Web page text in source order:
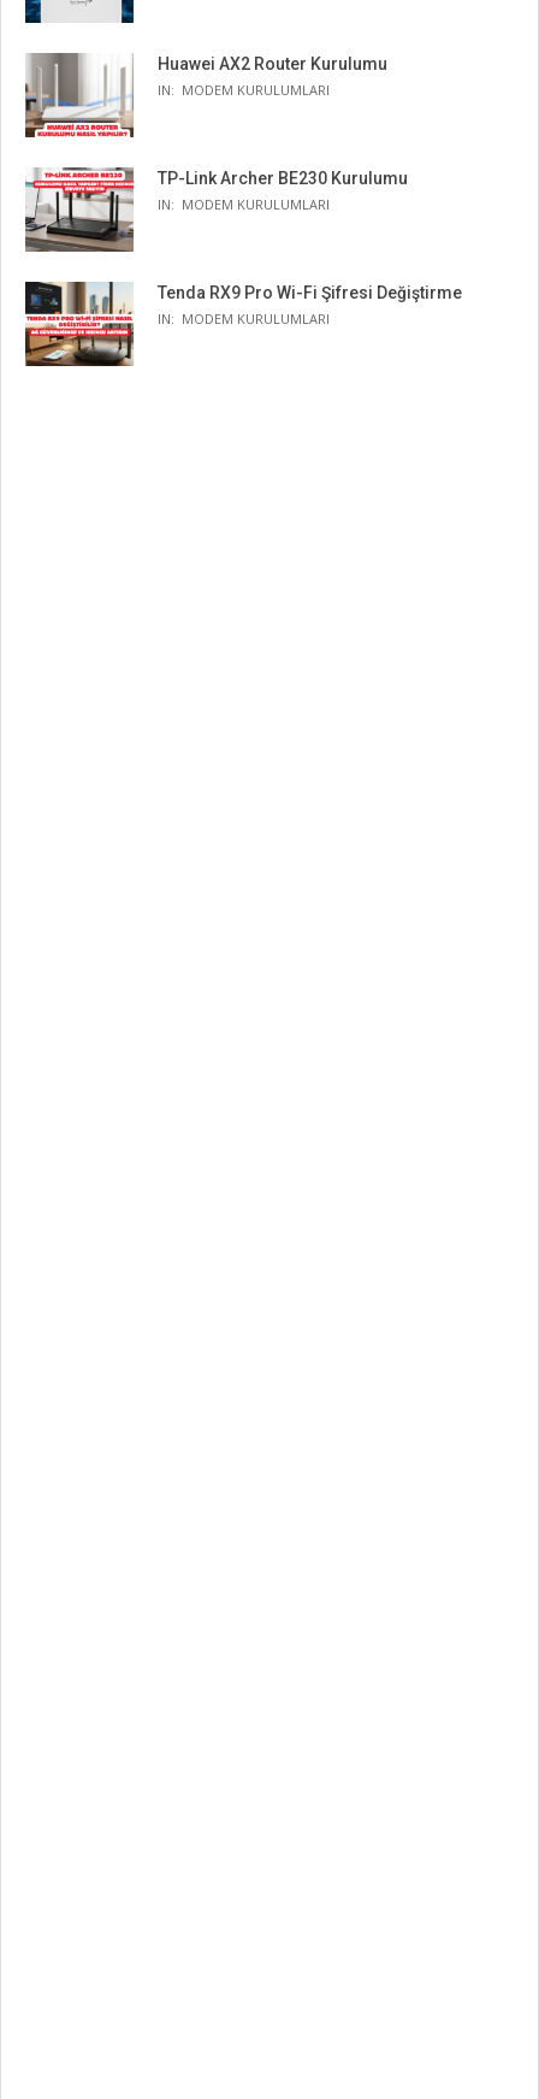
Huawei AX2 Router Kurulumu
IN: MODEM KURULUMLARI
TP-Link Archer BE230 Kurulumu
IN: MODEM KURULUMLARI
Tenda RX9 Pro Wi-Fi Şifresi Değiştirme
IN: MODEM KURULUMLARI